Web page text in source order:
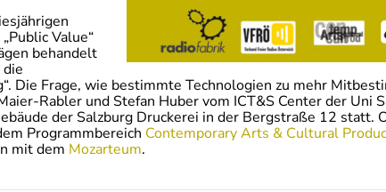
Value“
behandelt
Die Frage, wie bestimmte Technologien zu mehr
Rabler und Stefan Huber vom ICT&S Center der Uni
der Salzburg Druckerei in der Bergstraße 12 statt.
Programmbereich Contemporary Arts & Cultural
mit dem Mozarteum.